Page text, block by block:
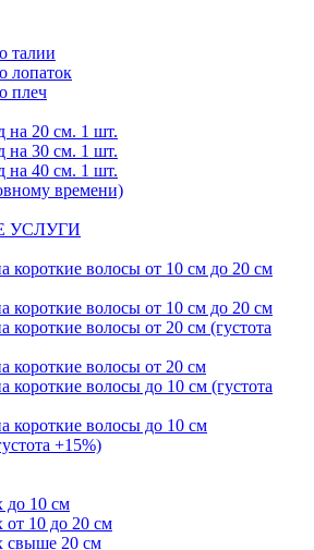
талии
лопаток
плеч
на 20 см. 1 шт.
на 30 см. 1 шт.
на 40 см. 1 шт.
времени)
УСЛУГИ
короткие волосы от 10 см до 20 см
короткие волосы от 10 см до 20 см
короткие волосы от 20 см (густота
короткие волосы от 20 см
короткие волосы до 10 см (густота
короткие волосы до 10 см
+15%)
до 10 см
от 10 до 20 см
свыше 20 см